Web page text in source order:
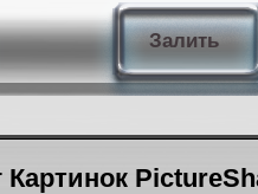
Залить
Картинок